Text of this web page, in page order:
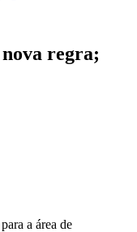
regra;
a área de